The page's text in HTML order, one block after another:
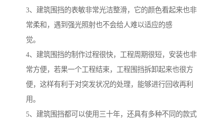
3、建筑围挡的表敏非常光洁整滑，它的颜色看起来也非
常柔和，遇到强光照射也不会给人难以适应的感
觉。
4、建筑围挡的制作过程很快，工程周期很短，安装也非
常方便，若果一个工程结束，工程围挡拆卸起来也很方
便，这样有利于对突发状况的处理，能够进行回收再利
用。
5、建筑围挡都可以使用三十年，还具有多种不同的款式